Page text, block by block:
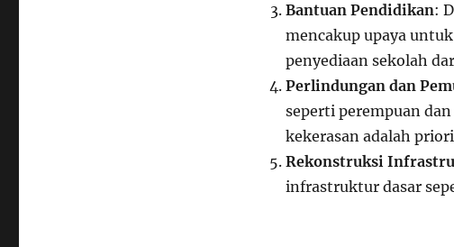
Bantuan Pendidikan:
mencakup upaya
penyediaan sekolah
Perlindungan dan
seperti perempuan
kekerasan adalah
Rekonstruksi
infrastruktur dasar